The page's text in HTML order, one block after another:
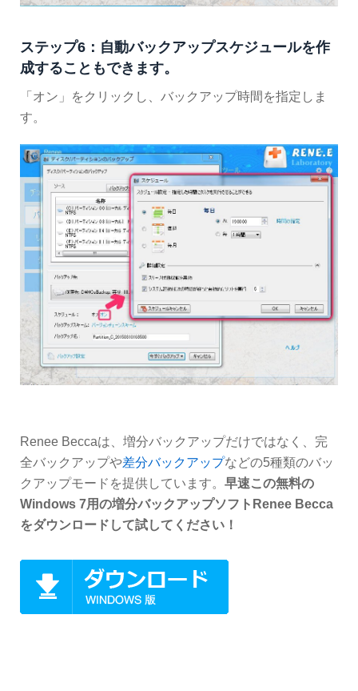
ステップ6：自動バックアップスケジュールを作
成することもできます。
「オン」をクリックし、バックアップ時間を指定しま
す。
Renee Beccaは、増分バックアップだけではなく、完
全バックアップや差分バックアップなどの5種類のバッ
クアップモードを提供しています。 早速この無料の
Windows 7用の増分バックアップソフトRenee Becca
をダウンロードして試してください！